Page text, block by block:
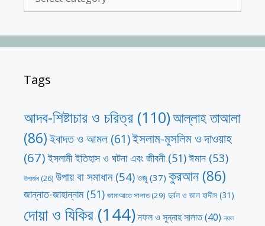
Tags
আদব-শিষ্টাচার ও চরিত্র (110)আল্লাহ তাআলা
(86)ইবাদত ও আমল(61)ইসলাম-মুসলিম ও দাওয়াহ
(67) ইসলামী ইতিহাস ও ঘটনা এবং জীবনী(51)ঈমান (53)
উপার্জন(26) উপায় বা সমাধান(54) ওজু (37) কুরআন(86)
জান্নাত-জাহান্নাম(51) জামাআতে সালাত(29) দুর্বল ও জাল হাদীস (31)
দোয়া ও যিকির (144)নফল ও সুন্নাহ সালাত(40) নফল